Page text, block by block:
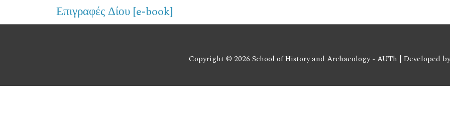
Επιγραφές Δίου [e-book]
Copyright © 2026 School of History and Archaeology - AUTh | Developed